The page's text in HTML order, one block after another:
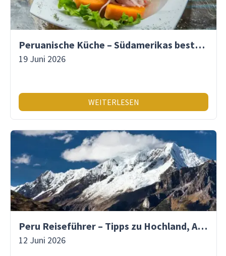
Peruanische Küche – Südamerikas beste Gastronomie
19 Juni 2026
WEITERLESEN
Peru Reiseführer – Tipps zu Hochland, Amazonas & Inka-Erbe
12 Juni 2026